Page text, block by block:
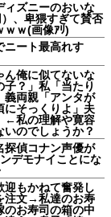
ィズニーのおいな
、卑猥すぎて賛否
ｗｗ(画像ｱﾘ)
ニート最高れす
ん俺に似てないな
子？」私「当たり
義両親「アンタが
にそっくりよ」夫
←私の理解や寛容
いのでしょうか？
探偵コナン声優が
デモナイことにな
迎もかねて奮発し
注文→私達のお寿
のお寿司の箱の中